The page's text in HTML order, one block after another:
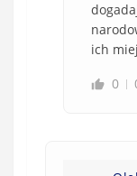
ich
0